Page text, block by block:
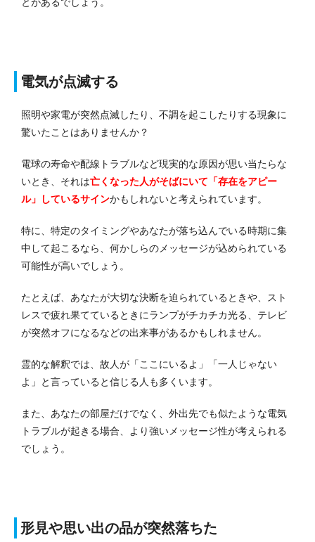
電気が点滅する
照明や家電が突然点滅したり、不調を起こしたりする現象に
驚いたことはありませんか？
電球の寿命や配線トラブルなど現実的な原因が思い当たらな
いとき、それは亡くなった人がそばにいて「存在をアピー
ル」しているサインかもしれないと考えられています。
特に、特定のタイミングやあなたが落ち込んでいる時期に集
中して起こるなら、何かしらのメッセージが込められている
可能性が高いでしょう。
たとえば、あなたが大切な決断を迫られているときや、スト
レスで疲れ果てているときにランプがチカチカ光る、テレビ
が突然オフになるなどの出来事があるかもしれません。
霊的な解釈では、故人が「ここにいるよ」「一人じゃない
よ」と言っていると信じる人も多くいます。
また、あなたの部屋だけでなく、外出先でも似たような電気
トラブルが起きる場合、より強いメッセージ性が考えられる
でしょう。
形見や思い出の品が突然落ちた